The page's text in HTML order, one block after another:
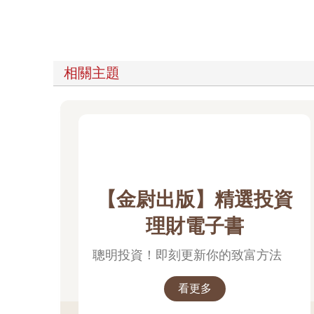
相關主題
【金尉出版】精選投資
理財電子書
聰明投資！即刻更新你的致富方法
看更多